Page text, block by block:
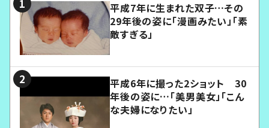
平成7年に生まれた双子…その
29年後の姿に「漫画みたい」「素
敵すぎる」
平成6年に撮った2ショット 30
年後の姿に…「美男美女」「こん
な夫婦になりたい」